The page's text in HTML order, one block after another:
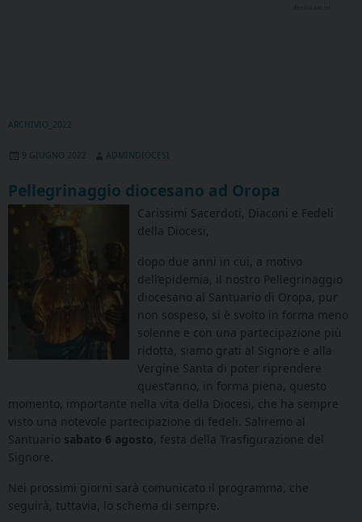
ARCHIVIO_2022
9 GIUGNO 2022 ADMINDIOCESI
Pellegrinaggio diocesano ad Oropa
Carissimi Sacerdoti, Diaconi e Fedeli
della Diocesi,
dopo due anni in cui, a motivo
dell’epidemia, il nostro Pellegrinaggio
diocesano al Santuario di Oropa, pur
non sospeso, si è svolto in forma meno
solenne e con una partecipazione più
ridotta, siamo grati al Signore e alla
Vergine Santa di poter riprendere
quest’anno, in forma piena, questo
momento, importante nella vita della Diocesi, che ha sempre
visto una notevole partecipazione di fedeli. Saliremo al
Santuario sabato 6 agosto , festa della Trasfigurazione del
Signore.
Nei prossimi giorni sarà comunicato il programma, che
seguirà, tuttavia, lo schema di sempre.